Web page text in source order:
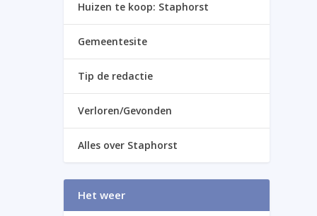
Huizen te koop: Staphorst
Gemeentesite
Tip de redactie
Verloren/Gevonden
Alles over Staphorst
Het weer